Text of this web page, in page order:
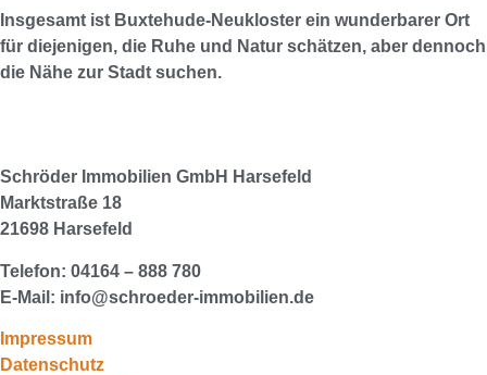
Insgesamt ist Buxtehude-Neukloster ein wunderbarer Ort
für diejenigen, die Ruhe und Natur schätzen, aber dennoch
die Nähe zur Stadt suchen.
Schröder Immobilien GmbH Harsefeld
Marktstraße 18
21698 Harsefeld
Telefon: 04164 – 888 780
E-Mail: info@schroeder-immobilien.de
Impressum
Datenschutz